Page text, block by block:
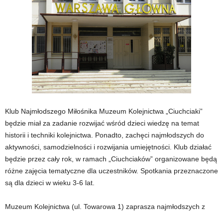
Klub Najmłodszego Miłośnika Muzeum Kolejnictwa „Ciuchciaki”
będzie miał za zadanie rozwijać wśród dzieci wiedzę na temat
historii i techniki kolejnictwa. Ponadto, zachęci najmłodszych do
aktywności, samodzielności i rozwijania umiejętności. Klub działać
będzie przez cały rok, w ramach „Ciuchciaków” organizowane będą
różne zajęcia tematyczne dla uczestników. Spotkania przeznaczone
są dla dzieci w wieku 3-6 lat.
Muzeum Kolejnictwa (ul. Towarowa 1) zaprasza najmłodszych z